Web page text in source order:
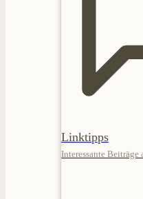
Linktipps
Interessante